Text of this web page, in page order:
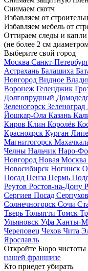
Снимаем скотч
Избавляем от
Избавляем мебель от
Оттираем следы и капли
(не более 2 см
Выберите свой город
Москва Санкт-
Астрахань Балашиха
Новгород Видное
Воронеж Геленджик
Долгопрудный
Зеленогорск Зеленоград
Йошкар-Ола Казань
Киров Клин Королёв
Красноярск Курган
Магнитогорск
Челны Нальчик Наро-
Новгород Новая Москва
Новосибирск Ногинск
Посад Пенза Пермь
Реутов Ростов-на-Дону
Сергиев Посад Серпухов
Солнечногорск Сочи
Тверь Тольятти Томск
Ульяновск Уфа Ханты-
Череповец Чехов Чита
Ярославль
Откройте Бюро чистоты
нашей франшизе
Кто приедет убирать